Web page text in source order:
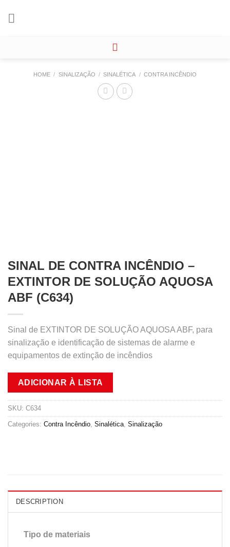
HOME / SINALIZAÇÃO / SINALÉTICA / CONTRA INCÊNDIO
SINAL DE CONTRA INCÊNDIO –
EXTINTOR DE SOLUÇÃO AQUOSA
ABF (C634)
Sinal de EXTINTOR DE SOLUÇÃO AQUOSA ABF, para
sinalização e identificação de sistemas de alarme e
equipamentos de extinção de incêndios
ADICIONAR À LISTA
SKU: C634
Categories: Contra Incêndio, Sinalética, Sinalização
DESCRIPTION
Tipo de materiais